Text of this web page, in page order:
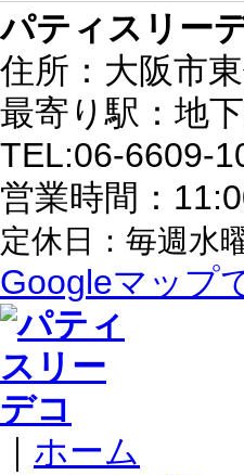
パティスリー
住所：大阪市
最寄り駅：地
TEL:06-6609-
営業時間：
定休日：毎週水
Googleマップ
ホーム